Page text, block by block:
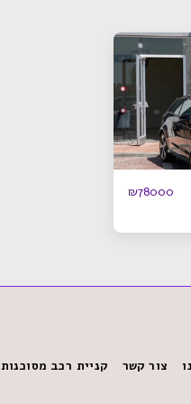
₪78000
צור קשר
קניית רכב מסוכנות